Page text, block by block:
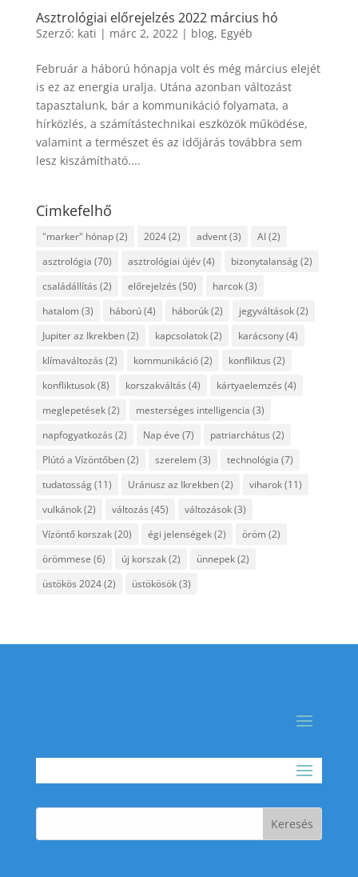
Asztrológiai előrejelzés 2022 március hó
Szerző: kati | márc 2, 2022 | blog, Egyéb
Február a háború hónapja volt és még március elejét
is ez az energia uralja. Utána azonban változást
tapasztalunk, bár a kommunikáció folyamata, a
hírközlés, a számítástechnikai eszközök működése,
valamint a természet és az időjárás továbbra sem
lesz kiszámítható....
Cimkefelhő
"marker" hónap(2) 2024(2) advent(3) AI(2)
asztrológia (70) asztrológiai újév(4) bizonytalanság(2)
családállítás (2) előrejelzés (50) harcok(3)
hatalom (3) háború(4) háborúk(2) jegyváltások(2)
Jupiter az Ikrekben(2) kapcsolatok(2) karácsony(4)
klímaváltozás (2) kommunikáció(2) konfliktus (2)
konfliktusok(8) korszakváltás (4) kártyaelemzés (4)
meglepetések(2) mesterséges intelligencia (3)
napfogyatkozás (2) Nap éve (7) patriarchátus (2)
Plútó a Vízöntőben(2) szerelem (3) technológia (7)
tudatosság(11) Uránusz az Ikrekben(2) viharok(11)
vulkánok(2) változás (45) változások(3)
Vízöntő korszak(20) égi jelenségek(2) öröm (2)
örömmese (6) új korszak(2) ünnepek(2)
üstökös 2024(2) üstökösök(3)